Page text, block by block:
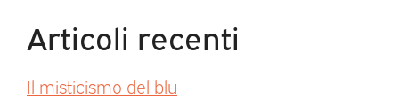
Articoli recenti
Il misticismo del blu